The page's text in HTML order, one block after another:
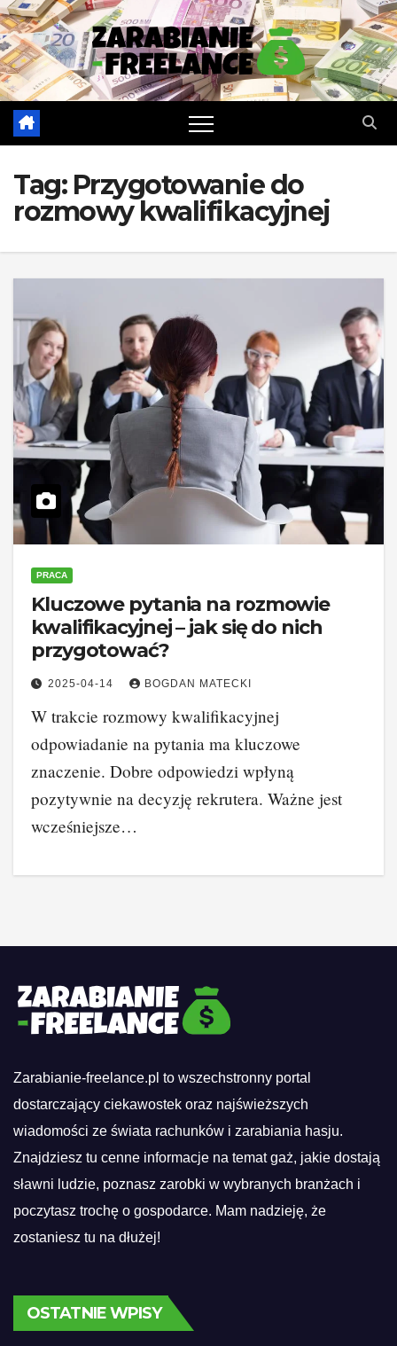
Skip
to
content
Tag: Przygotowanie do
rozmowy kwalifikacyjnej
PRACA
Kluczowe pytania na rozmowie
kwalifikacyjnej – jak się do nich
przygotować?
2025-04-14 BOGDAN MATECKI
W trakcie rozmowy kwalifikacyjnej
odpowiadanie na pytania ma kluczowe
znaczenie. Dobre odpowiedzi wpłyną
pozytywnie na decyzję rekrutera. Ważne jest
wcześniejsze…
Zarabianie-freelance.pl to wszechstronny portal
dostarczający ciekawostek oraz najświeższych
wiadomości ze świata rachunków i zarabiania hasju.
Znajdziesz tu cenne informacje na temat gaż, jakie dostają
sławni ludzie, poznasz zarobki w wybranych branżach i
poczytasz trochę o gospodarce. Mam nadzieję, że
zostaniesz tu na dłużej!
OSTATNIE WPISY